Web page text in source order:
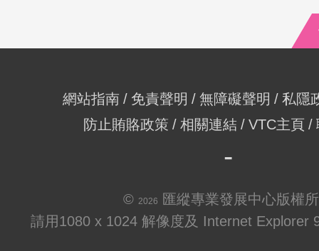
網站指南 免責聲明 無障礙聲明
私隱
防止賄賂政策
相關連結 VTC主頁
© 2026
匯縱專業發展中心版權
請用1080 x 1024 解像度及 Internet Explorer